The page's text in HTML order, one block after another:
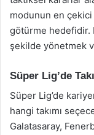
modunun en
götürme hedefidir.
şekilde yönetmek
Süper Lig’de
Süper Lig’de
hangi takımı
Galatasaray,